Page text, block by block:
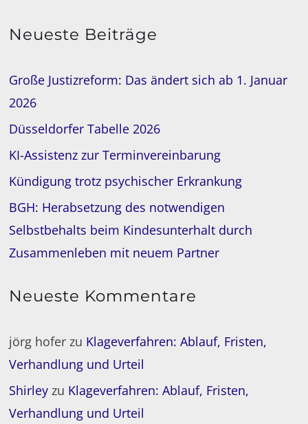
Neueste Beiträge
Große Justizreform: Das ändert sich ab 1. Januar
2026
Düsseldorfer Tabelle 2026
KI-Assistenz zur Terminvereinbarung
Kündigung trotz psychischer Erkrankung
BGH: Herabsetzung des notwendigen
Selbstbehalts beim Kindesunterhalt durch
Zusammenleben mit neuem Partner
Neueste Kommentare
jörg hofer zu Klageverfahren: Ablauf, Fristen,
Verhandlung und Urteil
Shirley zu Klageverfahren: Ablauf, Fristen,
Verhandlung und Urteil